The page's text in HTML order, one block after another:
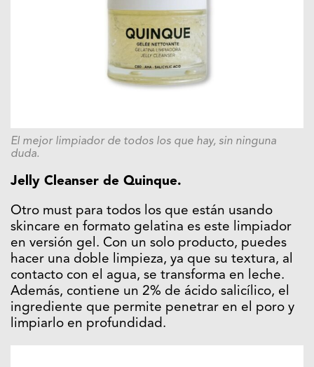
El mejor limpiador de todos los que hay, sin ninguna
duda.
Jelly Cleanser de Quinque.
Otro must para todos los que están usando
skincare en formato gelatina es este limpiador
en versión gel. Con un solo producto, puedes
hacer una doble limpieza, ya que su textura, al
contacto con el agua, se transforma en leche.
Además, contiene un 2% de ácido salicílico, el
ingrediente que permite penetrar en el poro y
limpiarlo en profundidad.